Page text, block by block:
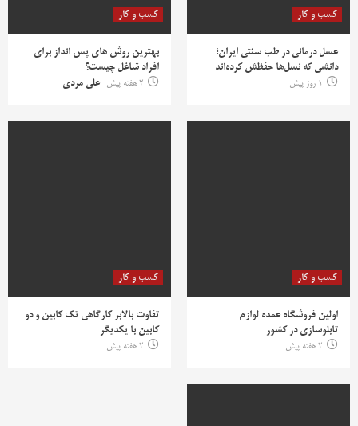
کسب و کار
عسل درمانی در طب سنتی ایران؛
دانشی که نسل‌ها حفظش کرده‌اند
1 روز پیش
کسب و کار
بهترین روش‌ های پس‌ انداز برای
افراد شاغل چیست؟
2 هفته پیش
علی مردی
کسب و کار
اولین فروشگاه عمده لوازم
تابلوسازی در کشور
2 هفته پیش
کسب و کار
تفاوت بالابر کارگاهی تک کابین و دو
کابین با یکدیگر
2 هفته پیش